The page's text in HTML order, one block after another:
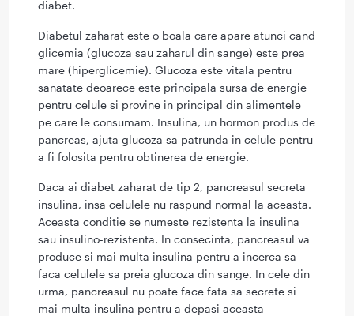
diabet.
Diabetul zaharat este o boala care apare atunci cand
glicemia (glucoza sau zaharul din sange) este prea
mare (hiperglicemie). Glucoza este vitala pentru
sanatate deoarece este principala sursa de energie
pentru celule si provine in principal din alimentele
pe care le consumam. Insulina, un hormon produs de
pancreas, ajuta glucoza sa patrunda in celule pentru
a fi folosita pentru obtinerea de energie.
Daca ai diabet zaharat de tip 2, pancreasul secreta
insulina, insa celulele nu raspund normal la aceasta.
Aceasta conditie se numeste rezistenta la insulina
sau insulino-rezistenta. In consecinta, pancreasul va
produce si mai multa insulina pentru a incerca sa
faca celulele sa preia glucoza din sange. In cele din
urma, pancreasul nu poate face fata sa secrete si
mai multa insulina pentru a depasi aceasta